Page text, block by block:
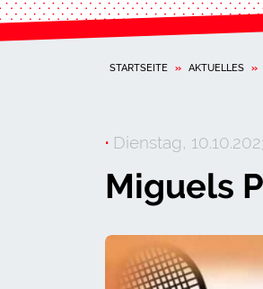
STARTSEITE » AKTUELLES »
· Dienstag,
Miguels